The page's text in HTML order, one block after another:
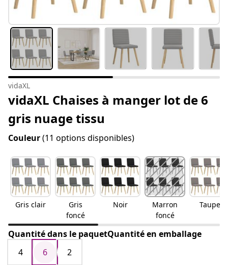
vidaXL
vidaXL Chaises à manger lot de 6
gris nuage tissu
Couleur(11 options disponibles)
Gris clair
Gris
foncé
Noir
Marron
foncé
Taupe
Quantité dans le paquetQuantité en emballage
4
6 2